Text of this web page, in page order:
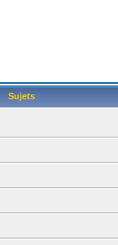
Sujets